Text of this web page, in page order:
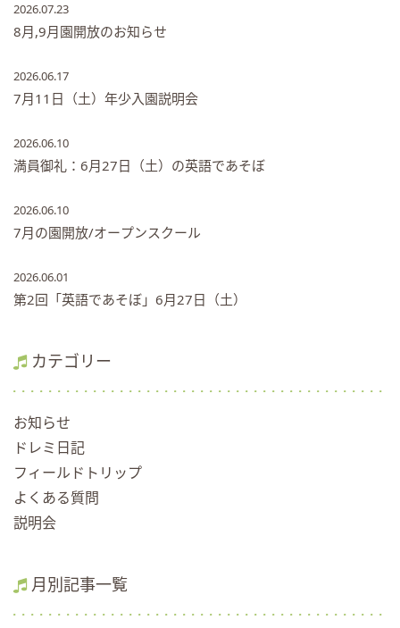
2026.07.23
8月,9月園開放のお知らせ
2026.06.17
7月11日（土）年少入園説明会
2026.06.10
満員御礼：6月27日（土）の英語であそぼ
2026.06.10
7月の園開放/オープンスクール
2026.06.01
第2回「英語であそぼ」6月27日（土）
カテゴリー
お知らせ
ドレミ日記
フィールドトリップ
よくある質問
説明会
月別記事一覧